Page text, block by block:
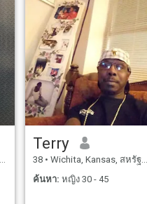
Terry
38 • Wichita, Kansas, สหรัฐอเมริกา
ค้นหา: หญิง 30 - 45